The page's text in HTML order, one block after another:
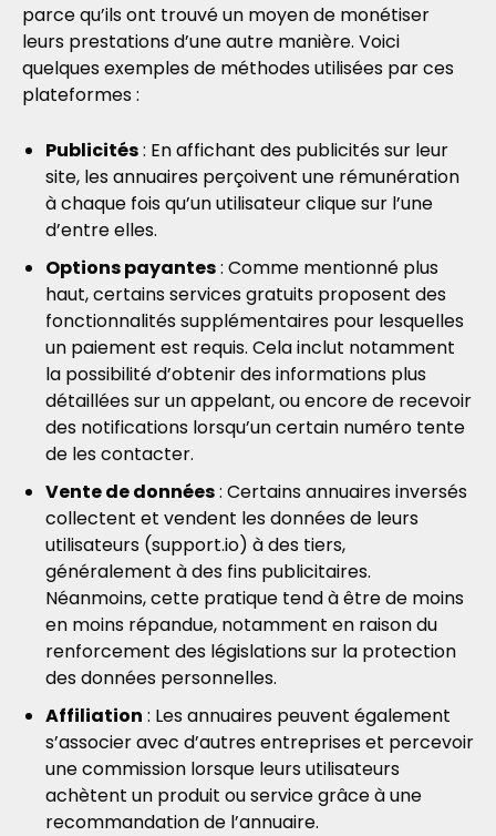
parce qu’ils ont trouvé un moyen de monétiser
leurs prestations d’une autre manière. Voici
quelques exemples de méthodes utilisées par ces
plateformes :
Publicités: En affichant des publicités sur leur
site, les annuaires perçoivent une rémunération
à chaque fois qu’un utilisateur clique sur l’une
d’entre elles.
Options payantes: Comme mentionné plus
haut, certains services gratuits proposent des
fonctionnalités supplémentaires pour lesquelles
un paiement est requis. Cela inclut notamment
la possibilité d’obtenir des informations plus
détaillées sur un appelant, ou encore de recevoir
des notifications lorsqu’un certain numéro tente
de les contacter.
Vente de données: Certains annuaires inversés
collectent et vendent les données de leurs
utilisateurs (support.io) à des tiers,
généralement à des fins publicitaires.
Néanmoins, cette pratique tend à être de moins
en moins répandue, notamment en raison du
renforcement des législations sur la protection
des données personnelles.
Affiliation : Les annuaires peuvent également
s’associer avec d’autres entreprises et percevoir
une commission lorsque leurs utilisateurs
achètent un produit ou service grâce à une
recommandation de l’annuaire.